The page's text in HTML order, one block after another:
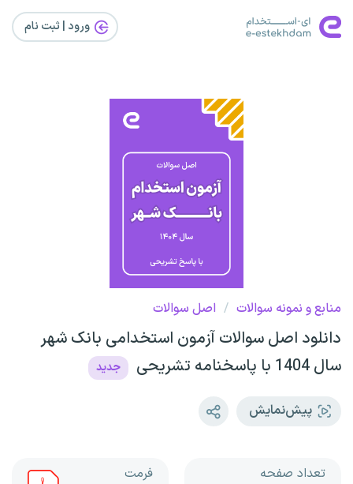
ورود | ثبت‌ نام
منابع و نمونه سوالات / اصل سوالات
دانلود اصل سوالات آزمون استخدامی بانک شهر
سال 1404 با پاسخنامه تشریحی
جدید
پیش‌نمایش
تعداد صفحه فرمت